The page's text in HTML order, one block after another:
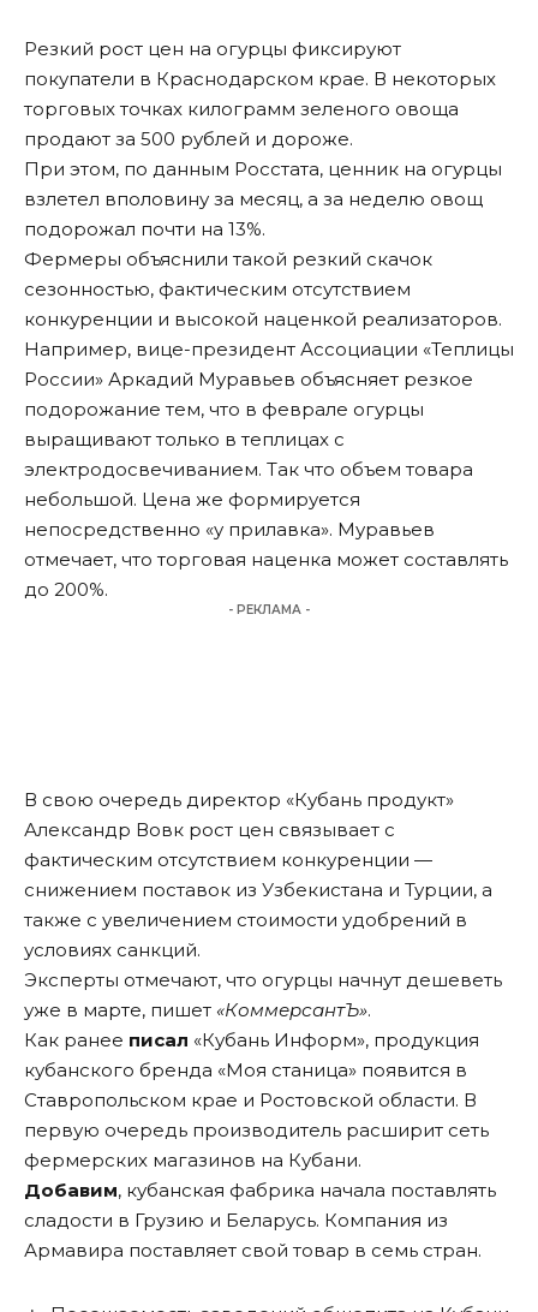
Резкий рост цен на огурцы фиксируют
покупатели в Краснодарском крае. В некоторых
торговых точках килограмм зеленого овоща
продают за 500 рублей и дороже.
При этом, по данным Росстата, ценник на огурцы
взлетел вполовину за месяц, а за неделю овощ
подорожал почти на 13%.
Фермеры объяснили такой резкий скачок
сезонностью, фактическим отсутствием
конкуренции и высокой наценкой реализаторов.
Например, вице-президент Ассоциации «Теплицы
России» Аркадий Муравьев объясняет резкое
подорожание тем, что в феврале огурцы
выращивают только в теплицах с
электродосвечиванием. Так что объем товара
небольшой. Цена же формируется
непосредственно «у прилавка». Муравьев
отмечает, что торговая наценка может составлять
до 200%.
- РЕКЛАМА -
В свою очередь директор «Кубань продукт»
Александр Вовк рост цен связывает с
фактическим отсутствием конкуренции —
снижением поставок из Узбекистана и Турции, а
также с увеличением стоимости удобрений в
условиях санкций.
Эксперты отмечают, что огурцы начнут дешеветь
уже в марте, пишет «КоммерсантЪ».
Как ранее писал «Кубань Информ», продукция
кубанского бренда «Моя станица» появится в
Ставропольском крае и Ростовской области. В
первую очередь производитель расширит сеть
фермерских магазинов на Кубани.
Добавим, кубанская фабрика начала поставлять
сладости в Грузию и Беларусь. Компания из
Армавира поставляет свой товар в семь стран.